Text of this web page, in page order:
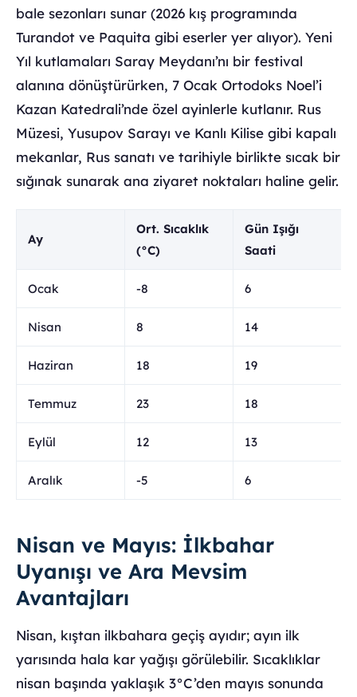
bale sezonları sunar (2026 kış programında
Turandot ve Paquita gibi eserler yer alıyor). Yeni
Yıl kutlamaları Saray Meydanı’nı bir festival
alanına dönüştürürken, 7 Ocak Ortodoks Noel’i
Kazan Katedrali’nde özel ayinlerle kutlanır. Rus
Müzesi, Yusupov Sarayı ve Kanlı Kilise gibi kapalı
mekanlar, Rus sanatı ve tarihiyle birlikte sıcak bir
sığınak sunarak ana ziyaret noktaları haline gelir.
Ay
Ort. Sıcaklık
(°C)
Gün Işığı
Saati
Ocak -8 6
Nisan 8 14
Haziran 18 19
Temmuz 23 18
Eylül 12 13
Aralık -5 6
Nisan ve Mayıs: İlkbahar
Uyanışı ve Ara Mevsim
Avantajları
Nisan, kıştan ilkbahara geçiş ayıdır; ayın ilk
yarısında hala kar yağışı görülebilir. Sıcaklıklar
nisan başında yaklaşık 3°C’den mayıs sonunda